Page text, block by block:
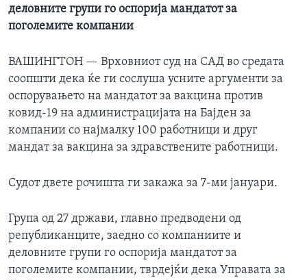
деловните групи го оспорија мандатот за
поголемите компании
ВАШИНГТОН — Врховниот суд на САД во средата
соопшти дека ќе ги сослуша усните аргументи за
оспорувањето на мандатот за вакцина против
ковид-19 на администрацијата на Бајден за
компании со најмалку 100 работници и друг
мандат за вакцина за здравствените работници.
Судот двете рочишта ги закажа за 7-ми јануари.
Група од 27 држави, главно предводени од
републиканците, заедно со компаниите и
деловните групи го оспорија мандатот за
поголемите компании, тврдејќи дека Управата за